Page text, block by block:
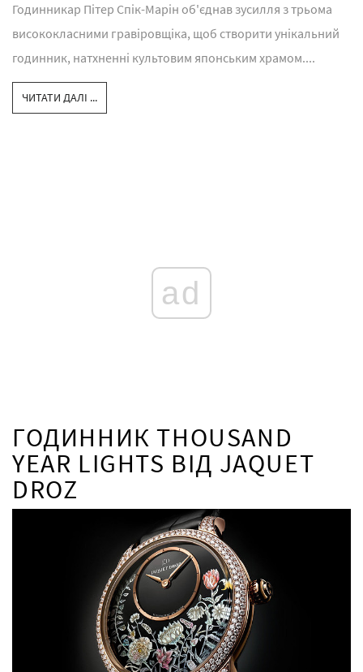
Годинникар Пітер Спік-Марін об'єднав зусилля з трьома
висококласними гравіровщіка, щоб створити унікальний
годинник, натхненні культовим японським храмом....
ЧИТАТИ ДАЛІ ...
ad
ГОДИННИК THOUSAND
YEAR LIGHTS ВІД JAQUET
DROZ